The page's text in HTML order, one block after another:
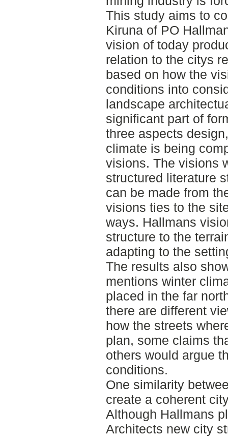
This study aims to
Kiruna of PO
vision of today
relation to the citys
based on how the
conditions into
landscape
significant part of
three aspects
climate is being
visions. The visions
structured literature
can be made from
visions ties to the
ways. Hallmans
structure to the
adapting to the
The results also
mentions winter
placed in the far
there are different
how the streets
plan, some claims
others would argue
conditions.
One similarity
create a coherent
Although Hallmans
Architects new city